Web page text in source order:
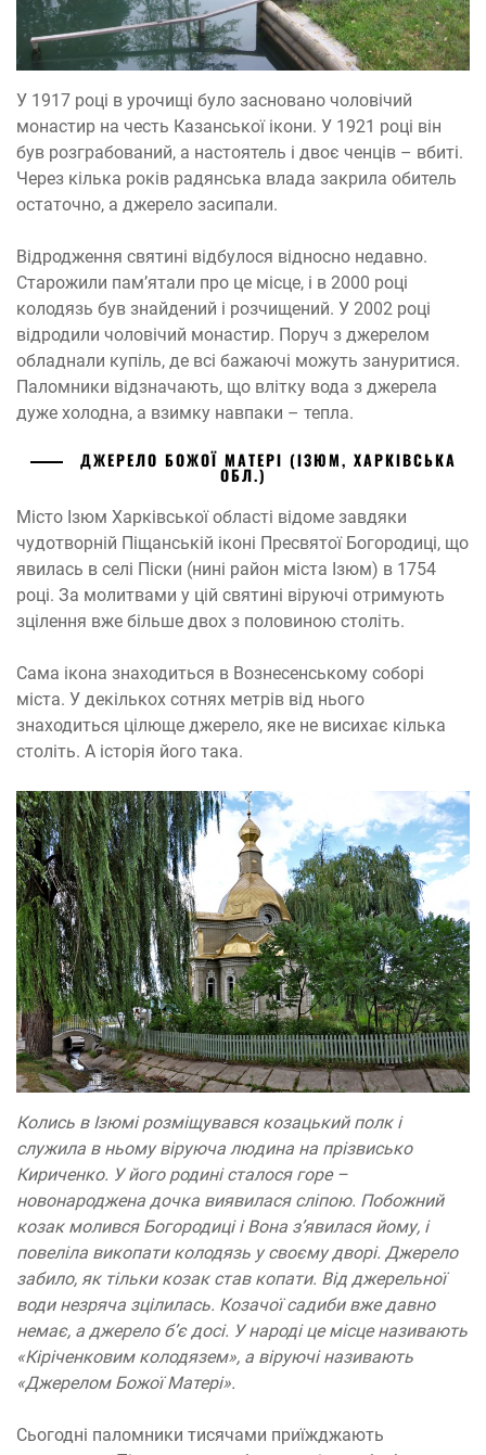
У 1917 році в урочищі було засновано чоловічий
монастир на честь Казанської ікони. У 1921 році він
був розграбований, а настоятель і двоє ченців – вбиті.
Через кілька років радянська влада закрила обитель
остаточно, а джерело засипали.
Відродження святині відбулося відносно недавно.
Старожили пам’ятали про це місце, і в 2000 році
колодязь був знайдений і розчищений. У 2002 році
відродили чоловічий монастир. Поруч з джерелом
обладнали купіль, де всі бажаючі можуть зануритися.
Паломники відзначають, що влітку вода з джерела
дуже холодна, а взимку навпаки – тепла.
ДЖЕРЕЛО БОЖОЇ МАТЕРІ (ІЗЮМ, ХАРКІВСЬКА
ОБЛ.)
Місто Ізюм Харківської області відоме завдяки
чудотворній Піщанській іконі Пресвятої Богородиці, що
явилась в селі Піски (нині район міста Ізюм) в 1754
році. За молитвами у цій святині віруючі отримують
зцілення вже більше двох з половиною століть.
Сама ікона знаходиться в Вознесенському соборі
міста. У декількох сотнях метрів від нього
знаходиться цілюще джерело, яке не висихає кілька
століть. А історія його така.
Колись в Ізюмі розміщувався козацький полк і
служила в ньому віруюча людина на прізвисько
Кириченко. У його родині сталося горе –
новонароджена дочка виявилася сліпою. Побожний
козак молився Богородиці і Вона з’явилася йому, і
повеліла викопати колодязь у своєму дворі. Джерело
забило, як тільки козак став копати. Від джерельної
води незряча зцілилась. Козачої садиби вже давно
немає, а джерело б’є досі. У народі це місце називають
«Кіріченковим колодязем», а віруючі називають
«Джерелом Божої Матері».
Сьогодні паломники тисячами приїжджають